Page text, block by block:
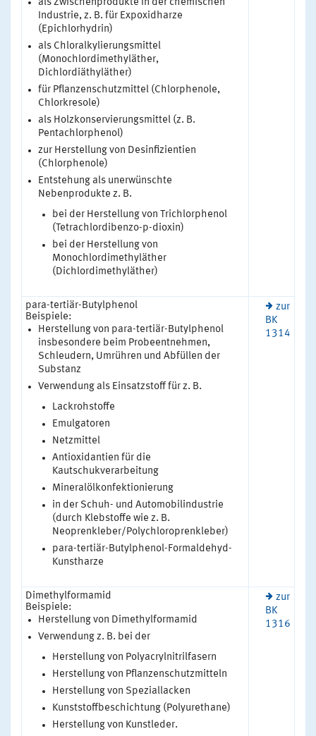
als Zwischenprodukte in der chemischen
Industrie, z. B. für Expoxidharze
(Epichlorhydrin)
als Chloralkylierungsmittel
(Monochlordimethyläther,
Dichlordiäthyläther)
für Pflanzenschutzmittel (Chlorphenole,
Chlorkresole)
als Holzkonservierungsmittel (z. B.
Pentachlorphenol)
zur Herstellung von Desinfizientien
(Chlorphenole)
Entstehung als unerwünschte
Nebenprodukte z. B.
bei der Herstellung von Trichlorphenol
(Tetrachlordibenzo-p-dioxin)
bei der Herstellung von
Monochlordimethyläther
(Dichlordimethyläther)
para-tertiär-Butylphenol
Beispiele:
Herstellung von para-tertiär-Butylphenol
insbesondere beim Probeentnehmen,
Schleudern, Umrühren und Abfüllen der
Substanz
Verwendung als Einsatzstoff für z. B.
Lackrohstoffe
Emulgatoren
Netzmittel
Antioxidantien für die
Kautschukverarbeitung
Mineralölkonfektionierung
in der Schuh- und Automobilindustrie
(durch Klebstoffe wie z. B.
Neoprenkleber/Polychloroprenkleber)
para-tertiär-Butylphenol-Formaldehyd-
Kunstharze
zur
BK
1314
Dimethylformamid
Beispiele:
Herstellung von Dimethylformamid
Verwendung z. B. bei der
Herstellung von Polyacrylnitrilfasern
Herstellung von Pflanzenschutzmitteln
Herstellung von Speziallacken
Kunststoffbeschichtung (Polyurethane)
Herstellung von Kunstleder.
zur
BK
1316